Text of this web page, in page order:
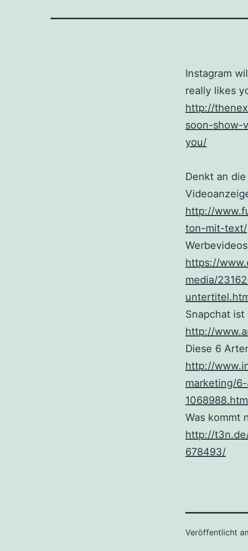
Instagram
really likes
http://
soon-show-
you/
Denkt an
http://
ton-mit-text/
https://
media/
Snapchat
http://
Diese 6
http://
marketing/
Was kommt
http://
678493/
Veröffentlicht